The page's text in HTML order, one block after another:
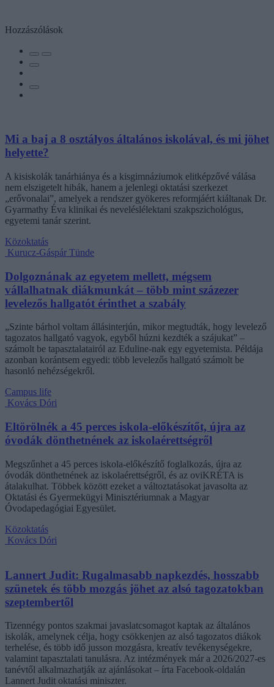
Hozzászólások
Mi a baj a 8 osztályos általános iskolával, és mi jöhet
helyette?
A kisiskolák tanárhiánya és a kisgimnáziumok elitképzővé válása
nem elszigetelt hibák, hanem a jelenlegi oktatási szerkezet
„erővonalai”, amelyek a rendszer gyökeres reformjáért kiáltanak Dr.
Gyarmathy Éva klinikai és neveléslélektani szakpszichológus,
egyetemi tanár szerint.
Közoktatás
Kurucz-Gáspár Tünde
Dolgoznának az egyetem mellett, mégsem
vállalhatnak diákmunkát – több mint százezer
levelezős hallgatót érinthet a szabály
„Szinte bárhol voltam állásinterjún, mikor megtudták, hogy levelező
tagozatos hallgató vagyok, egyből húzni kezdték a szájukat” –
számolt be tapasztalatairól az Eduline-nak egy egyetemista. Példája
azonban korántsem egyedi: több levelezős hallgató számolt be
hasonló nehézségekről.
Campus life
Kovács Dóri
Eltörölnék a 45 perces iskola-előkészítőt, újra az
óvodák dönthetnének az iskolaérettségről
Megszűnhet a 45 perces iskola-előkészítő foglalkozás, újra az
óvodák dönthetnének az iskolaérettségről, és az oviKRÉTA is
átalakulhat. Többek között ezeket a változtatásokat javasolta az
Oktatási és Gyermekügyi Minisztériumnak a Magyar
Óvodapedagógiai Egyesület.
Közoktatás
Kovács Dóri
Lannert Judit: Rugalmasabb napkezdés, hosszabb
szünetek és több mozgás jöhet az alsó tagozatokban
szeptembertől
Tizennégy pontos szakmai javaslatcsomagot kaptak az általános
iskolák, amelynek célja, hogy csökkenjen az alsó tagozatos diákok
terhelése, és több idő jusson mozgásra, kreatív tevékenységekre,
valamint tapasztalati tanulásra. Az intézmények már a 2026/2027-es
tanévtől alkalmazhatják az ajánlásokat – írta Facebook-oldalán
Lannert Judit oktatási miniszter.